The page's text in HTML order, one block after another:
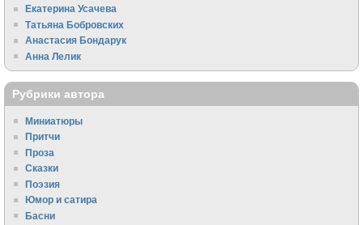
Екатерина Усачева
Татьяна Бобровских
Анастасия Бондарук
Анна Лелик
Рубрики автора
Миниатюры
Притчи
Проза
Сказки
Поэзия
Юмор и сатира
Басни